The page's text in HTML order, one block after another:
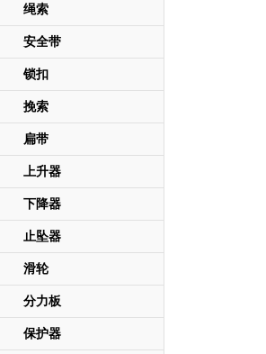
绳索
安全带
锁扣
挽索
扁带
上升器
下降器
止坠器
滑轮
分力板
保护器